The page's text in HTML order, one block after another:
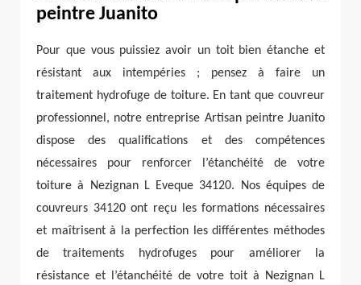
peintre Juanito
Pour que vous puissiez avoir un toit bien étanche et
résistant aux intempéries ; pensez à faire un
traitement hydrofuge de toiture. En tant que couvreur
professionnel, notre entreprise Artisan peintre Juanito
dispose des qualifications et des compétences
nécessaires pour renforcer l’étanchéité de votre
toiture à Nezignan L Eveque 34120. Nos équipes de
couvreurs 34120 ont reçu les formations nécessaires
et maîtrisent à la perfection les différentes méthodes
de traitements hydrofuges pour améliorer la
résistance et l’étanchéité de votre toit à Nezignan L